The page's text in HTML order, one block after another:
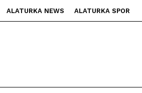
ALATURKA NEWS ALATURKA SPOR